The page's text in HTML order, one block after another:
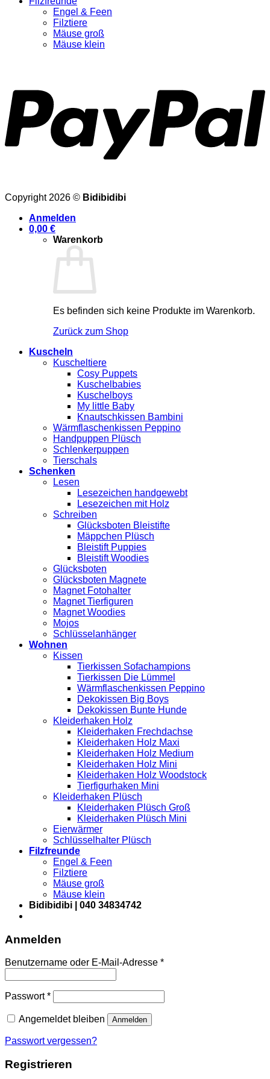
Engel & Feen
Filztiere
Mäuse groß
Mäuse klein
Copyright 2026 © Bidibidibi
Anmelden
0,00 €
Warenkorb
Es befinden sich keine Produkte im Warenkorb.
Zurück zum Shop
Kuscheln
Kuscheltiere
Cosy Puppets
Kuschelbabies
Kuschelboys
My little Baby
Knautschkissen Bambini
Wärmflaschenkissen Peppino
Handpuppen Plüsch
Schlenkerpuppen
Tierschals
Schenken
Lesen
Lesezeichen handgewebt
Lesezeichen mit Holz
Schreiben
Glücksboten Bleistifte
Mäppchen Plüsch
Bleistift Puppies
Bleistift Woodies
Glücksboten
Glücksboten Magnete
Magnet Fotohalter
Magnet Tierfiguren
Magnet Woodies
Mojos
Schlüsselanhänger
Wohnen
Kissen
Tierkissen Sofachampions
Tierkissen Die Lümmel
Wärmflaschenkissen Peppino
Dekokissen Big Boys
Dekokissen Bunte Hunde
Kleiderhaken Holz
Kleiderhaken Frechdachse
Kleiderhaken Holz Maxi
Kleiderhaken Holz Medium
Kleiderhaken Holz Mini
Kleiderhaken Holz Woodstock
Tierfigurhaken Mini
Kleiderhaken Plüsch
Kleiderhaken Plüsch Groß
Kleiderhaken Plüsch Mini
Eierwärmer
Schlüsselhalter Plüsch
Filzfreunde
Engel & Feen
Filztiere
Mäuse groß
Mäuse klein
Bidibidibi | 040 34834742
Anmelden
Benutzername oder E-Mail-Adresse *Erforderlich
Passwort*Erforderlich
Angemeldet bleiben Anmelden
Passwort vergessen?
Registrieren